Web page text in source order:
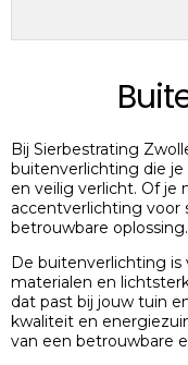
Bij Sierbestrating
buitenverlichting die
en veilig verlicht. Of
accentverlichting voor
betrouwbare oplossing.
De buitenverlichting is
materialen en
dat past bij jouw tuin
kwaliteit en
van een betrouwbare